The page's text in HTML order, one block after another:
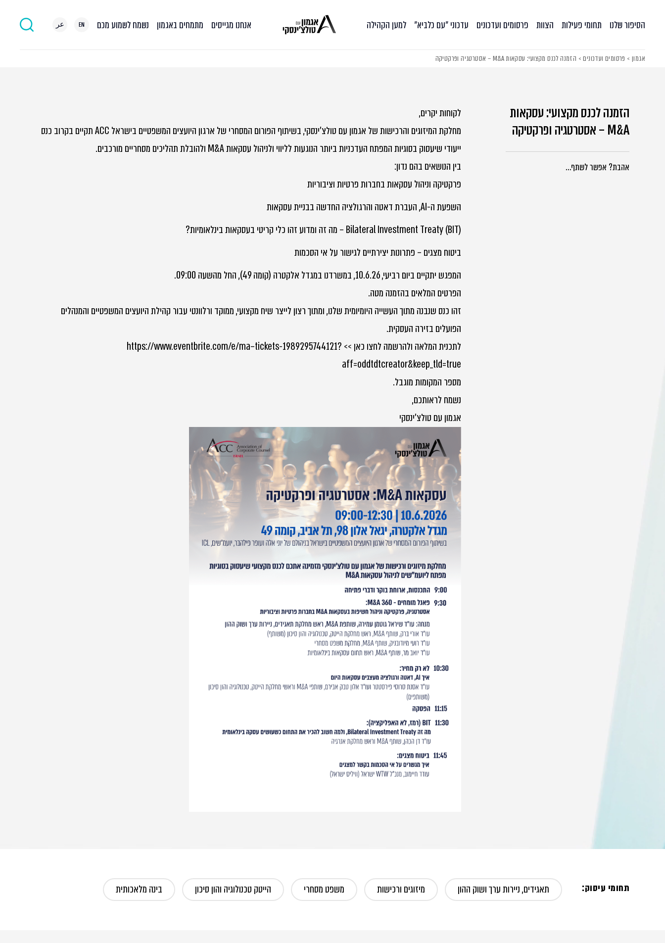
הסיפור שלנו תחומי פעילות הצוות פרסומים ועדכונים עדכוני ״עם כלביא״ למען הקהילה אנחנו מגייסים מתמחים באגמון נשמח לשמוע מכם EN عر
אגמון > פרסומים ועדכונים> הזמנה לכנס מקצועי: עסקאות M&A – אסטרטגיה ופרקטיקה
הזמנה לכנס מקצועי: עסקאות
M&A – אסטרטגיה ופרקטיקה
אהבת? אפשר לשתף…
לקוחות יקרים,
מחלקת המיזוגים והרכישות של אגמון עם טולצ'ינסקי, בשיתוף הפורום המסחרי של ארגון היועצים המשפטיים בישראל ACC תקיים בקרוב כנס
ייעודי שיעסוק בסוגיות המפתח העדכניות ביותר הנוגעות לליווי ולניהול עסקאות M&A ולהובלת תהליכים מסחריים מורכבים.
בין הנושאים בהם נדון:
פרקטיקה וניהול עסקאות בחברות פרטיות וציבוריות
השפעת ה-AI, העברת דאטה והרגולציה החדשה בבניית עסקאות
Bilateral Investment Treaty (BIT) – מה זה ומדוע זהו כלי קריטי בעסקאות בינלאומיות?
ביטוח מצגים – פתרונות יצירתיים לגישור על אי הסכמות
המפגש יתקיים ביום רביעי, 10.6.26, במשרדנו במגדל אלקטרה (קומה 49), החל מהשעה 09:00.
הפרטים המלאים בהזמנה מטה.
זהו כנס שנבנה מתוך העשייה היומיומית שלנו, ומתוך רצון לייצר שיח מקצועי, ממוקד ורלוונטי עבור קהילת היועצים המשפטיים והמנהלים
הפועלים בזירה העסקית.
לתכנית המלאה ולהרשמה לחצו כאן >> https://www.eventbrite.com/e/ma–tickets-1989295744121?
aff=oddtdtcreator&keep_tld=true
מספר המקומות מוגבל.
נשמח לראותכם,
אגמון עם טולצ'ינסקי
תחומי עיסוק: תאגידים, ניירות ערך ושוק ההון מיזוגים ורכישות משפט מסחרי הייטק טכנולוגיה והון סיכון בינה מלאכותית